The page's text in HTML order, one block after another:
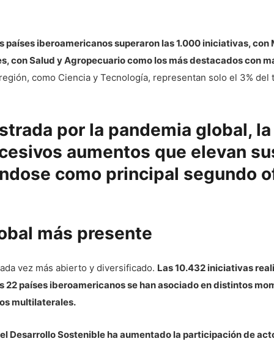
países iberoamericanos superaron las 1.000 iniciativas,
con Salud y Agropecuario como los más destacados con
como Ciencia y Tecnología, representan solo el 3%
por la pandemia global,
aumentos que elevan
como principal segundo
más presente
vez más abierto y diversificado. Las 10.432 iniciativas
países iberoamericanos se han asociado en distintos
multilaterales.
Desarrollo Sostenible ha aumentado la participación de